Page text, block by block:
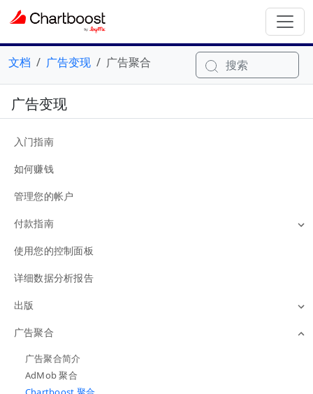
文档 广告变现 广告聚合 搜索
广告变现
入门指南
如何赚钱
管理您的帐户
付款指南
使用您的控制面板
详细数据分析报告
出版
广告聚合
广告聚合简介
AdMob 聚合